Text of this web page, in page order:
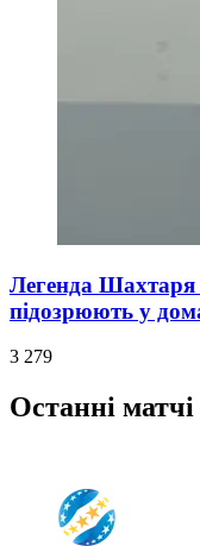
Легенда Шахтаря
підозрюють у
3 279
Останні